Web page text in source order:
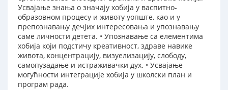
Усвајање знања о значају хобија у васпитно-
образовном процесу и животу уопште, као и у
препознавању дечјих интересовања и упознавању
саме личности детета. • Упознавање са елементима
хобија који подстичу креативност, здраве навике
живота, концентрацију, визуелизацију, слободу,
самопузадање и истраживачки дух. • Усвајање
могућности интеграције хобија у школски план и
програм рада.